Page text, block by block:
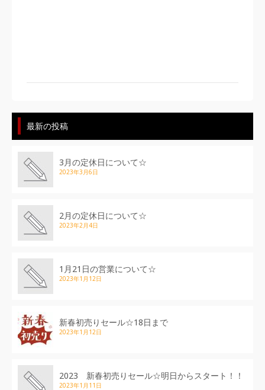
最新の投稿
3月の定休日について☆
2023年3月6日
2月の定休日について☆
2023年2月4日
1月21日の営業について☆
2023年1月12日
新春初売りセール☆18日まで
2023年1月12日
2023 新春初売りセール☆明日からスタート！！
2023年1月11日